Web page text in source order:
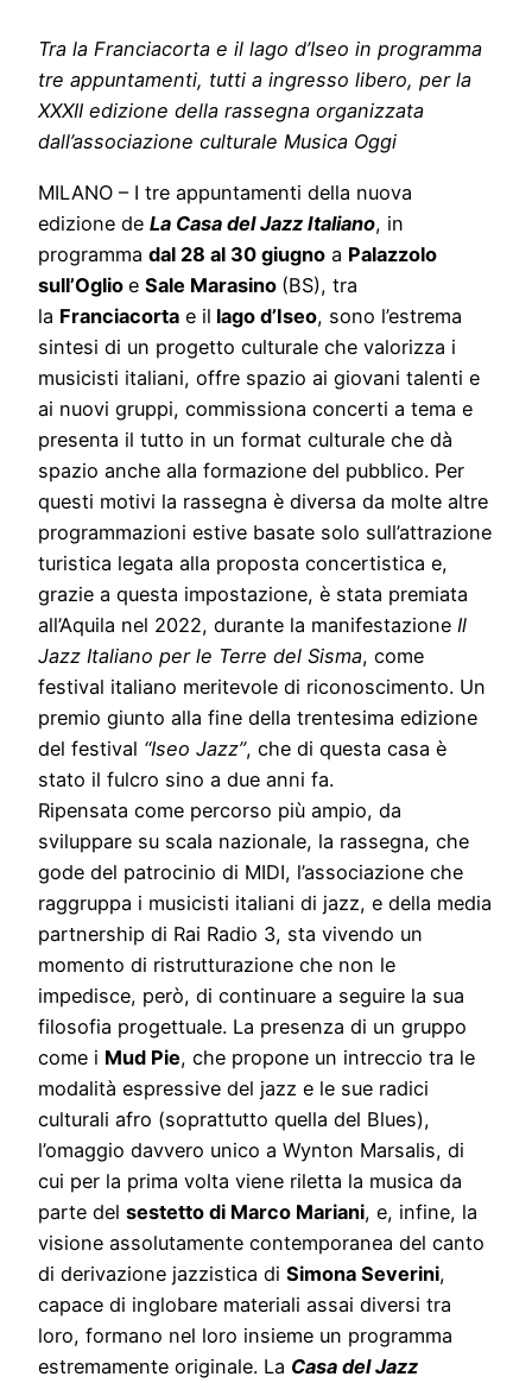
Tra la Franciacorta e il lago d’Iseo in programma
tre appuntamenti, tutti a ingresso libero, per la
XXXII edizione della rassegna organizzata
dall’associazione culturale Musica Oggi
MILANO – I tre appuntamenti della nuova
edizione de La Casa del Jazz Italiano, in
programma dal 28 al 30 giugno a Palazzolo
sull’Oglio e Sale Marasino (BS), tra
la Franciacorta e il lago d’Iseo, sono l’estrema
sintesi di un progetto culturale che valorizza i
musicisti italiani, offre spazio ai giovani talenti e
ai nuovi gruppi, commissiona concerti a tema e
presenta il tutto in un format culturale che dà
spazio anche alla formazione del pubblico. Per
questi motivi la rassegna è diversa da molte altre
programmazioni estive basate solo sull’attrazione
turistica legata alla proposta concertistica e,
grazie a questa impostazione, è stata premiata
all’Aquila nel 2022, durante la manifestazione Il
Jazz Italiano per le Terre del Sisma, come
festival italiano meritevole di riconoscimento. Un
premio giunto alla fine della trentesima edizione
del festival “Iseo Jazz”, che di questa casa è
stato il fulcro sino a due anni fa.
Ripensata come percorso più ampio, da
sviluppare su scala nazionale, la rassegna, che
gode del patrocinio di MIDI, l’associazione che
raggruppa i musicisti italiani di jazz, e della media
partnership di Rai Radio 3, sta vivendo un
momento di ristrutturazione che non le
impedisce, però, di continuare a seguire la sua
filosofia progettuale. La presenza di un gruppo
come i Mud Pie, che propone un intreccio tra le
modalità espressive del jazz e le sue radici
culturali afro (soprattutto quella del Blues),
l’omaggio davvero unico a Wynton Marsalis, di
cui per la prima volta viene riletta la musica da
parte del sestetto di Marco Mariani, e, infine, la
visione assolutamente contemporanea del canto
di derivazione jazzistica di Simona Severini,
capace di inglobare materiali assai diversi tra
loro, formano nel loro insieme un programma
estremamente originale. La Casa del Jazz